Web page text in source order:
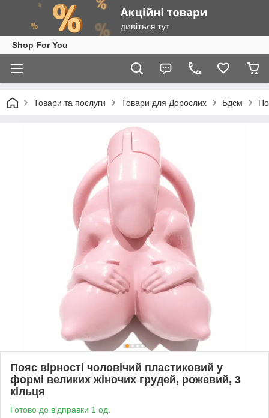
Shop For You
Товари та послуги Товари для Дорослих Бдсм
Пояс вірності чоловічий пластиковий у
формі великих жіночих грудей, рожевий, 3
кільця
Готово до відправки 1 од.